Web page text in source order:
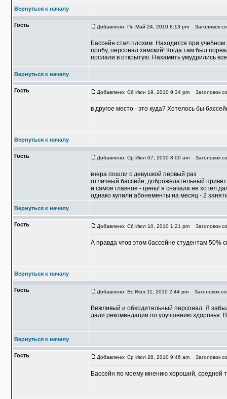
Вернуться к началу
Гость Добавлено: Пн Май 24, 2010 8:13 pm Заголовок
Бассейн стал плохим. Находится при учебном
пробу, персонал хамский! Когда там был
послали в открытую. Нахамить умудрились
Вернуться к началу
Гость Добавлено: Сб Июн 19, 2010 9:34 pm Заголовок
в другое место - это куда? Хотелось бы
Вернуться к началу
Гость Добавлено: Ср Июл 07, 2010 8:00 am Заголовок
вчера пошли с девушкой первый раз
отличный бассейн, доброжелательный
и самое главное - цены! я сначала не хотел
однако купили абонементы на месяц - 2
Вернуться к началу
Гость Добавлено: Сб Июл 10, 2010 1:21 pm Заголовок
А правда чтов этом бассейне студентам 50%
Вернуться к началу
Гость Добавлено: Вс Июл 11, 2010 2:44 pm Заголовок
Вежливый и обходительный персонал. Я
дали рекомендации по улучшению здоровья.
Вернуться к началу
Гость Добавлено: Ср Июл 28, 2010 9:46 am Заголовок
Бассейн по моему мнению хороший, средней